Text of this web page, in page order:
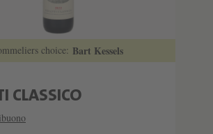
choice: Bart Kessels
CLASSICO